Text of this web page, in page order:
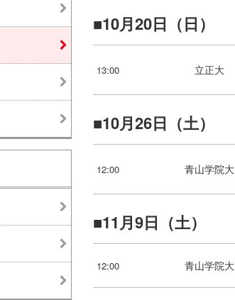
10月20日（日）
13:00 立正大
10月26日（土）
12:00 青山学院大
11月9日（土）
12:00 青山学院大